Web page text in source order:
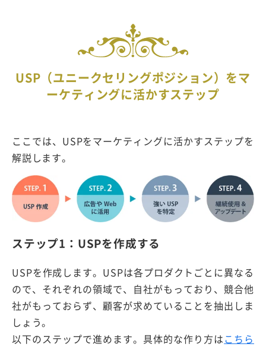
USP（ユニークセリングポジション）をマ
ーケティングに活かすステップ
ここでは、USPをマーケティングに活かすステップを
解説します。
ステップ1：USPを作成する
USPを作成します。USPは各プロダクトごとに異なる
ので、それぞれの領域で、自社がもっており、競合他
社がもっておらず、顧客が求めていることを抽出しま
しょう。
以下のステップで進めます。具体的な作り方はこちら